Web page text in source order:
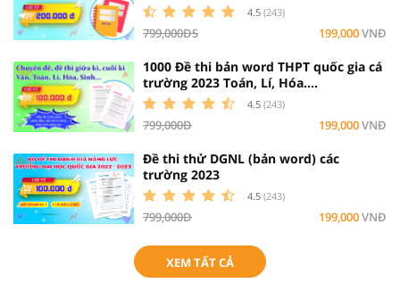
4.5 (243)
799,000ĐS 199,000VNĐ
1000 Đề thi bản word THPT quốc gia cá
trường 2023 Toán, Lí, Hóa....
4.5 (243)
799,000Đ 199,000VNĐ
Đề thi thử DGNL (bản word) các
trường 2023
4.5 (243)
799,000Đ 199,000VNĐ
XEM TẤT CẢ